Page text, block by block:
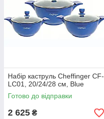
Набір каструль Cheffinger CF-
LC01, 20/24/28 см, Blue
Готово до відправки
2 625 ₴